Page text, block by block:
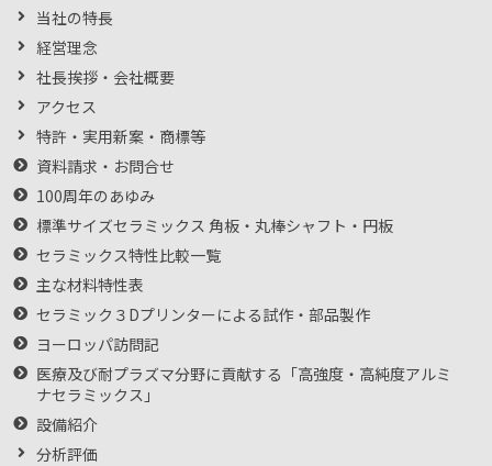
当社の特長
経営理念
社長挨拶・会社概要
アクセス
特許・実用新案・商標等
資料請求・お問合せ
100周年のあゆみ
標準サイズセラミックス 角板・丸棒シャフト・円板
セラミックス特性比較一覧
主な材料特性表
セラミック３Dプリンターによる試作・部品製作
ヨーロッパ訪問記
医療及び耐プラズマ分野に貢献する「高強度・高純度アルミ
ナセラミックス」
設備紹介
分析評価